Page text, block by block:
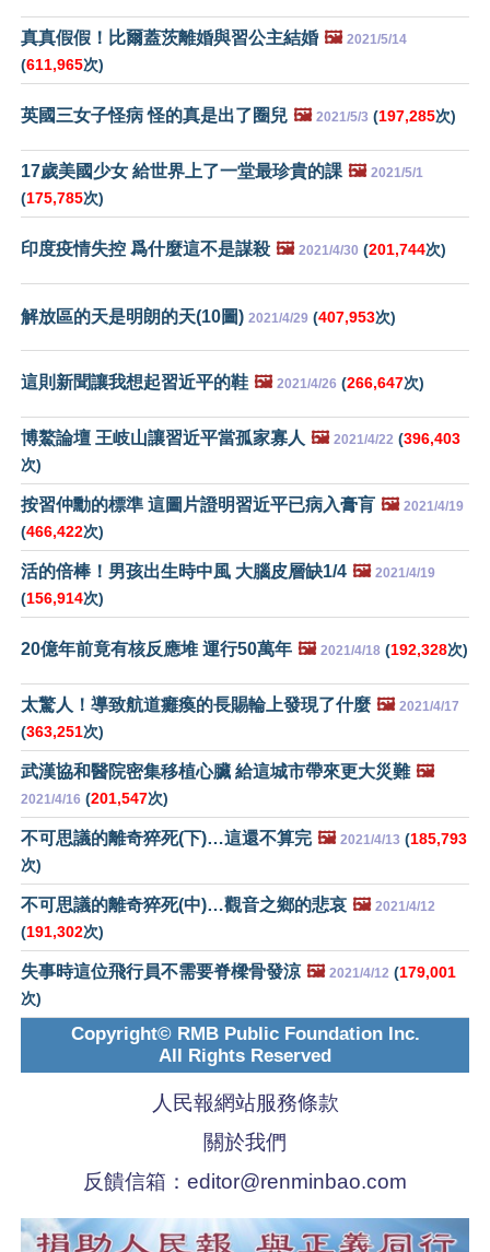
真真假假！比爾蓋茨離婚與習公主結婚 🖼️ 2021/5/14
(611,965次)
英國三女子怪病 怪的真是出了圈兒 🖼️ 2021/5/3 (197,285次)
17歲美國少女 給世界上了一堂最珍貴的課 🖼️ 2021/5/1
(175,785次)
印度疫情失控 爲什麼這不是謀殺 🖼️ 2021/4/30 (201,744次)
解放區的天是明朗的天(10圖) 2021/4/29 (407,953次)
這則新聞讓我想起習近平的鞋 🖼️ 2021/4/26 (266,647次)
博鰲論壇 王岐山讓習近平當孤家寡人 🖼️ 2021/4/22 (396,403
次)
按習仲勳的標準 這圖片證明習近平已病入膏肓 🖼️ 2021/4/19
(466,422次)
活的倍棒！男孩出生時中風 大腦皮層缺1/4 🖼️ 2021/4/19
(156,914次)
20億年前竟有核反應堆 運行50萬年 🖼️ 2021/4/18 (192,328次)
太驚人！導致航道癱瘓的長賜輪上發現了什麼 🖼️ 2021/4/17
(363,251次)
武漢協和醫院密集移植心臟 給這城市帶來更大災難 🖼️
2021/4/16 (201,547次)
不可思議的離奇猝死(下)…這還不算完 🖼️ 2021/4/13 (185,793
次)
不可思議的離奇猝死(中)…觀音之鄉的悲哀 🖼️ 2021/4/12
(191,302次)
失事時這位飛行員不需要脊樑骨發涼 🖼️ 2021/4/12 (179,001
次)
Copyright© RMB Public Foundation Inc.
All Rights Reserved
人民報網站服務條款
關於我們
反饋信箱： editor@renminbao.com